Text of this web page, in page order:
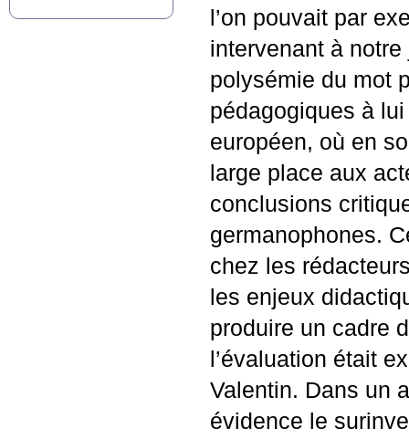
l’on pouvait par
intervenant à notre
polysémie du mot
pédagogiques à
européen, où en
large place aux
conclusions
germanophones.
chez les
les enjeux
produire un cadre
l’évaluation était
Valentin. Dans un
évidence le